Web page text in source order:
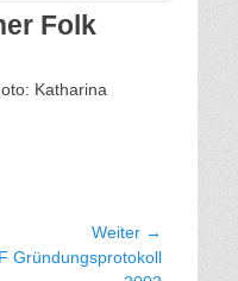
Folk
Katharina
Weiter →
Gründungsprotokoll